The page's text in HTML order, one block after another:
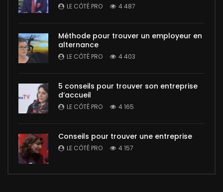
LE CÔTÉ PRO 4 487
Méthode pour trouver un employeur en
alternance
LE CÔTÉ PRO 4 403
5 conseils pour trouver son entreprise
d’accueil
LE CÔTÉ PRO 4 165
Conseils pour trouver une entreprise
LE CÔTÉ PRO 4 157